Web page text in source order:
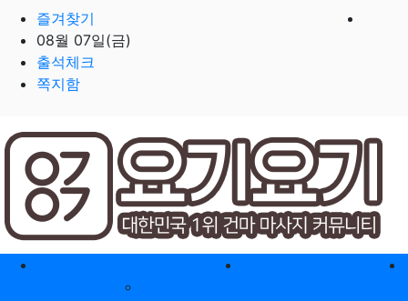
즐겨찾기
08월 07일(금)
출석체크
쪽지함
홈으로